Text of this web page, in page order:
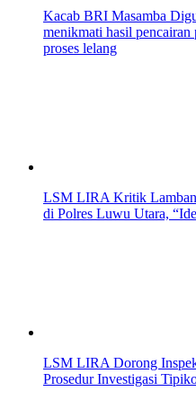
Kacab BRI Masamba
menikmati hasil
proses lelang
LSM LIRA Kritik
di Polres Luwu Utara,
LSM LIRA Dorong
Prosedur Investigasi